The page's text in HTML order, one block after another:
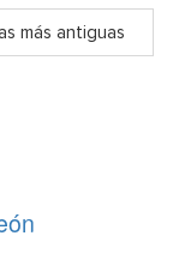
más antiguas